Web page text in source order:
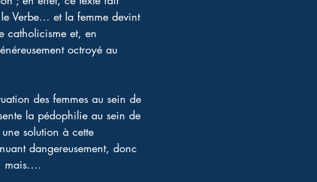
Verbe... et la femme devint
catholicisme et, en
octroyé au
des femmes au sein de
la pédophilie au sein de
solution à cette
dangereusement, donc
mais....